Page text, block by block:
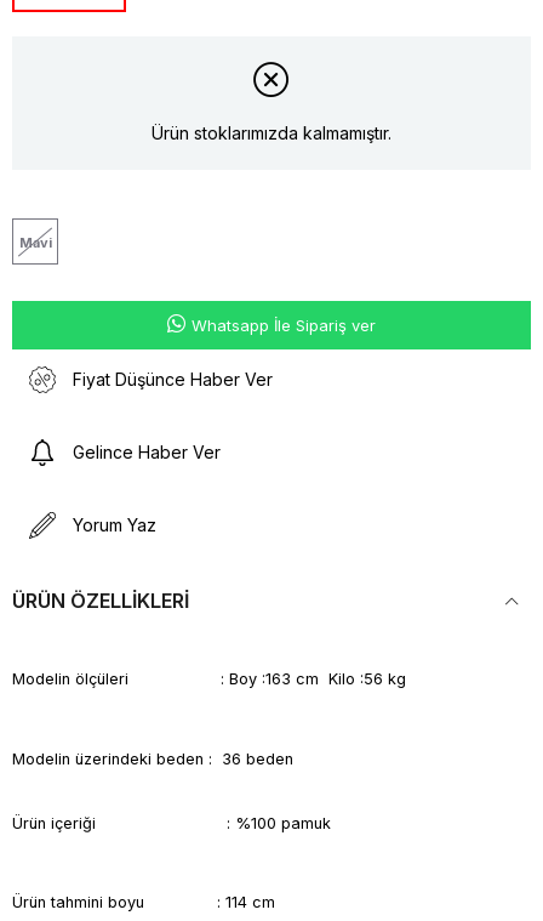
Ürün stoklarımızda kalmamıştır.
Mavi
Whatsapp İle Sipariş ver
Fiyat Düşünce Haber Ver
Gelince Haber Ver
Yorum Yaz
ÜRÜN ÖZELLIKLERI
Modelin ölçüleri : Boy :163 cm Kilo :56 kg
Modelin üzerindeki beden : 36 beden
Ürün içeriği : %100 pamuk
Ürün tahmini boyu : 114 cm